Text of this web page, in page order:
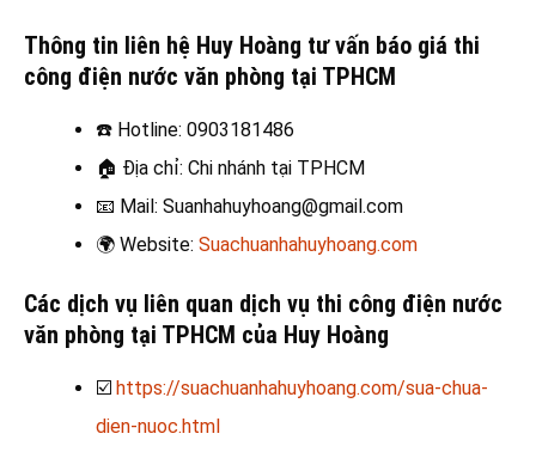
Thông tin liên hệ Huy Hoàng tư vấn báo giá thi
công điện nước văn phòng tại TPHCM
☎️ Hotline: 0903181486
🏠 Địa chỉ: Chi nhánh tại TPHCM
📧 Mail: Suanhahuyhoang@gmail.com
🌍 Website: Suachuanhahuyhoang.com
Các dịch vụ liên quan dịch vụ thi công điện nước
văn phòng tại TPHCM của Huy Hoàng
☑️ https://suachuanhahuyhoang.com/sua-chua-
dien-nuoc.html